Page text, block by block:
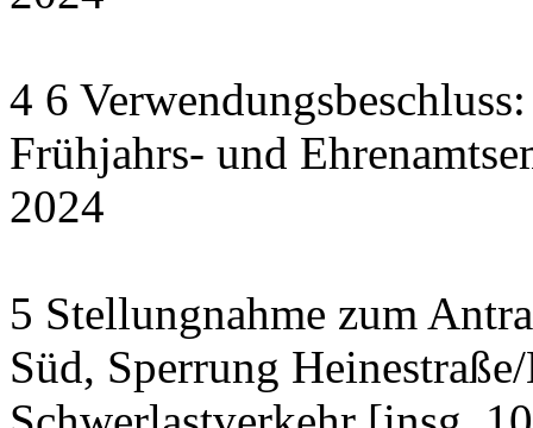
4 6
Frühjahrs- und
2024
5 Stellungnahme zum
Süd, Sperrung